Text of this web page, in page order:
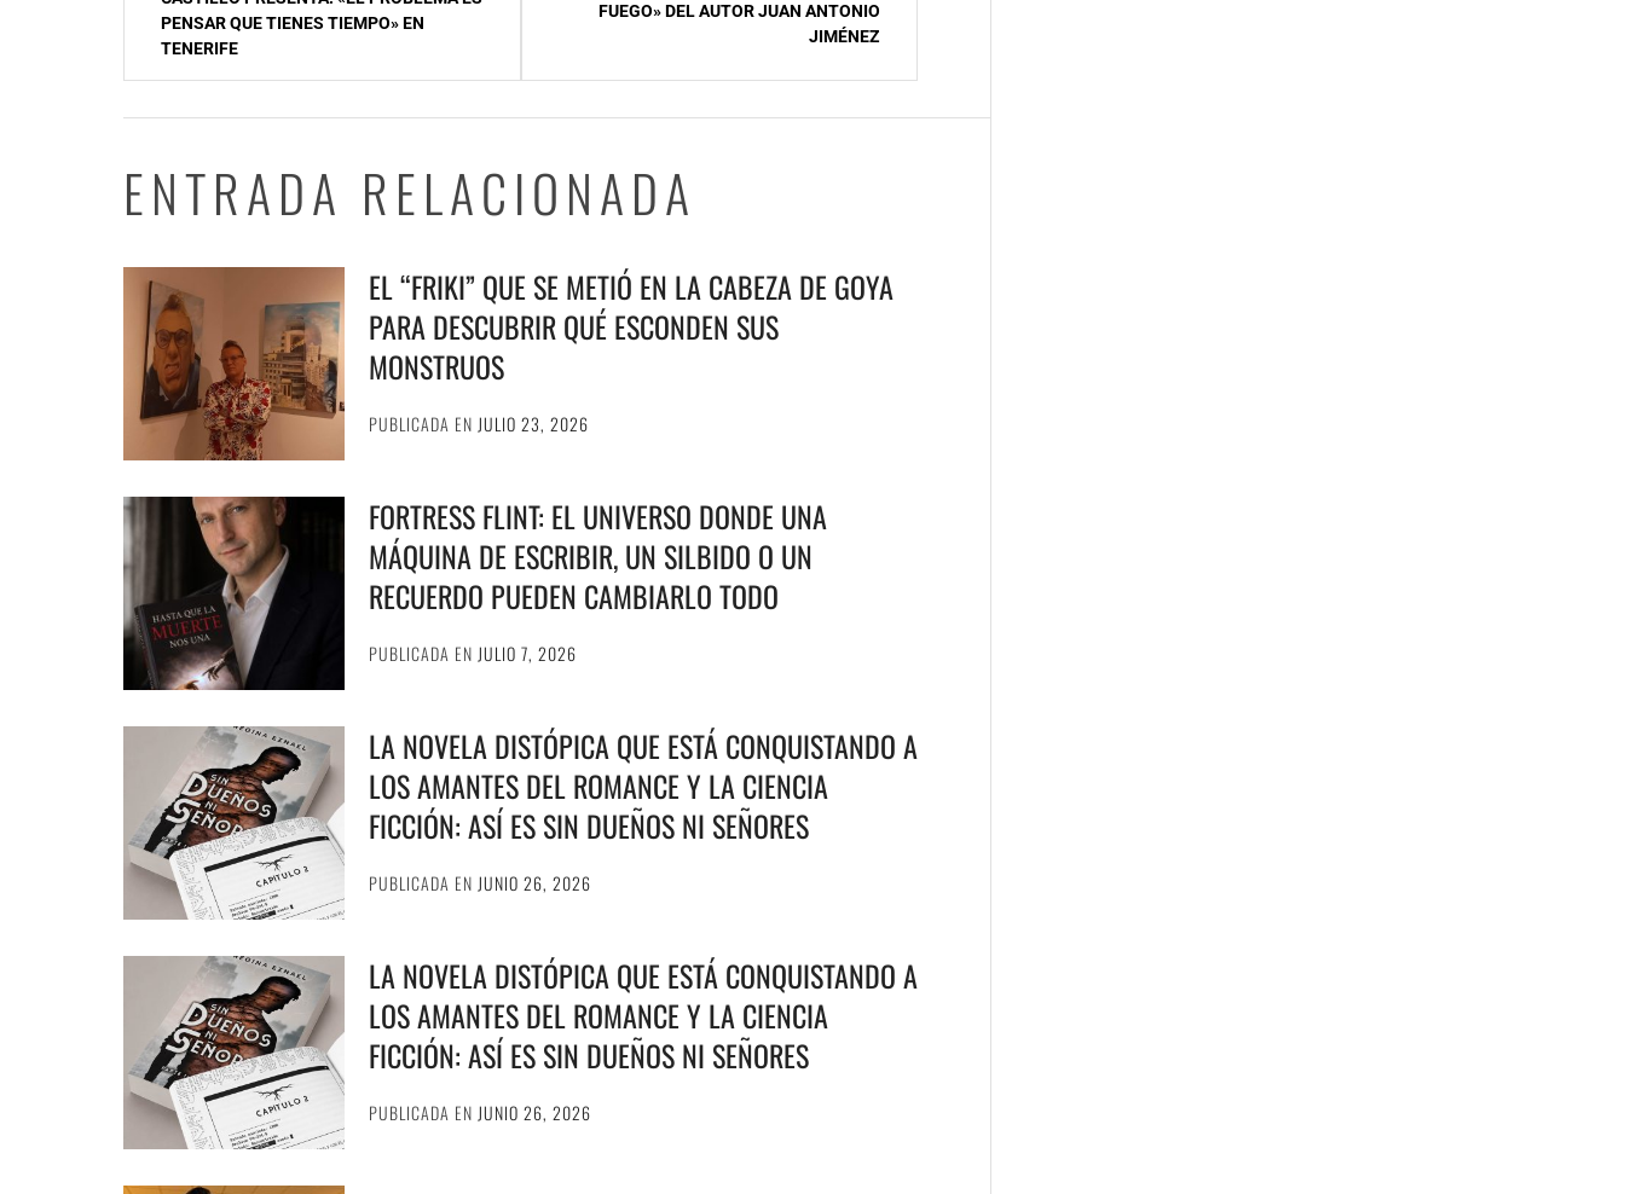
entradas
PENSAR QUE TIENES TIEMPO» EN
TENERIFE
FUEGO» DEL AUTOR JUAN ANTONIO
JIMÉNEZ
ENTRADA RELACIONADA
EL “FRIKI” QUE SE METIÓ EN LA CABEZA DE GOYA
PARA DESCUBRIR QUÉ ESCONDEN SUS
MONSTRUOS
PUBLICADA EN JULIO 23, 2026
FORTRESS FLINT: EL UNIVERSO DONDE UNA
MÁQUINA DE ESCRIBIR, UN SILBIDO O UN
RECUERDO PUEDEN CAMBIARLO TODO
PUBLICADA EN JULIO 7, 2026
LA NOVELA DISTÓPICA QUE ESTÁ CONQUISTANDO A
LOS AMANTES DEL ROMANCE Y LA CIENCIA
FICCIÓN: ASÍ ES SIN DUEÑOS NI SEÑORES
PUBLICADA EN JUNIO 26, 2026
LA NOVELA DISTÓPICA QUE ESTÁ CONQUISTANDO A
LOS AMANTES DEL ROMANCE Y LA CIENCIA
FICCIÓN: ASÍ ES SIN DUEÑOS NI SEÑORES
PUBLICADA EN JUNIO 26, 2026